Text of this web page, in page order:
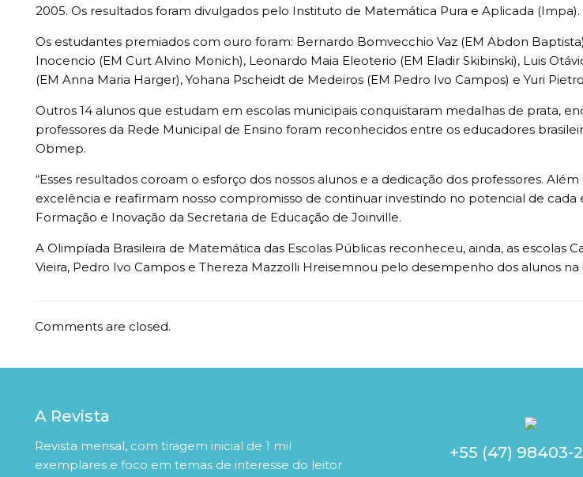
2005. Os resultados foram divulgados pelo Instituto de Matemática Pura e Aplicada (Impa).
Os estudantes premiados com ouro foram: Bernardo Bomvecchio Vaz (EM Abdon
Inocencio (EM Curt Alvino Monich), Leonardo Maia Eleoterio (EM Eladir Skibinski), Luis
(EM Anna Maria Harger), Yohana Pscheidt de Medeiros (EM Pedro Ivo Campos) e Yuri
Outros 14 alunos que estudam em escolas municipais conquistaram medalhas de prata,
professores da Rede Municipal de Ensino foram reconhecidos entre os educadores
Obmep.
“Esses resultados coroam o esforço dos nossos alunos e a dedicação dos professores.
excelência e reafirmam nosso compromisso de continuar investindo no potencial de
Formação e Inovação da Secretaria de Educação de Joinville.
A Olimpíada Brasileira de Matemática das Escolas Públicas reconheceu, ainda, as escolas
Vieira, Pedro Ivo Campos e Thereza Mazzolli Hreisemnou pelo desempenho dos alunos
Comments are closed.
A Revista
Revista mensal, com tiragem inicial de 1 mil
exemplares e foco em temas de interesse do leitor
+55 (47) 98403-